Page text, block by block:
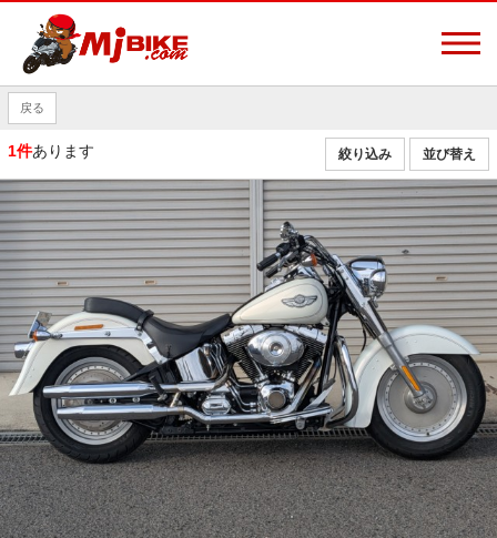
戻る
1件あります 並び替え
絞り込み